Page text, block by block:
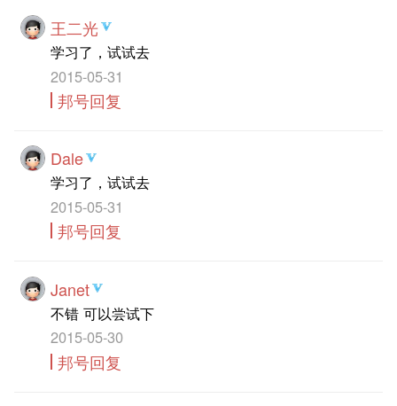
王二光
学习了，试试去
2015-05-31
邦号回复
Dale
学习了，试试去
2015-05-31
邦号回复
Janet
不错 可以尝试下
2015-05-30
邦号回复